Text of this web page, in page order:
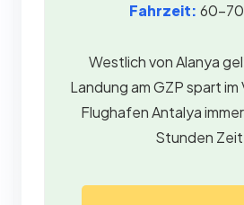
Fahrzeit:
Westlich von Alanya
Landung am GZP spart im
Flughafen Antalya
Stunden